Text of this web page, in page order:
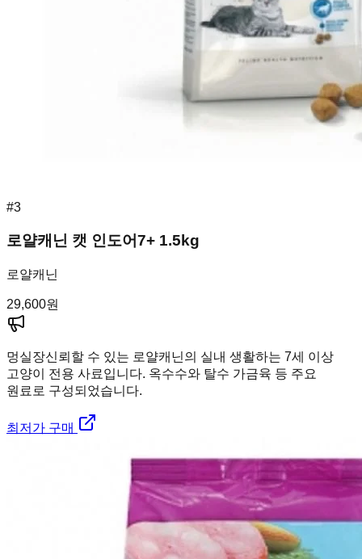
#3
로얄캐닌 캣 인도어7+ 1.5kg
로얄캐닌
29,600원
멍실장신뢰할 수 있는 로얄캐닌의 실내 생활하는 7세 이상
고양이 전용 사료입니다. 옥수수와 탈수 가금육 등 주요
원료로 구성되었습니다.
최저가 구매